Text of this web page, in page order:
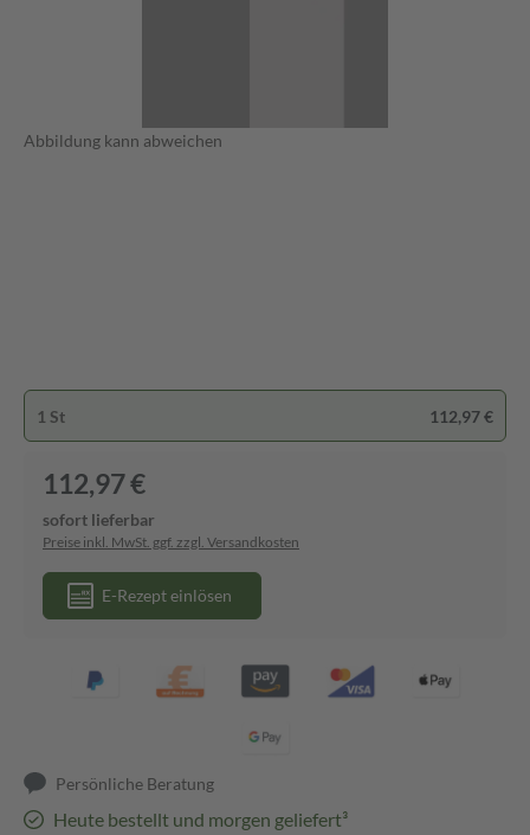
Abbildung kann abweichen
1 St 112,97 €
112,97 €
sofort lieferbar
Preise inkl. MwSt. ggf. zzgl. Versandkosten
E-Rezept einlösen
Persönliche Beratung
Heute bestellt und morgen geliefert³